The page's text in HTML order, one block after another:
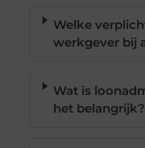
Welke
werkgever bij
Wat is
het belangrijk?